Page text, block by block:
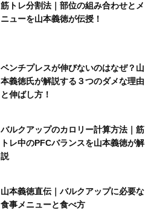
筋トレ分割法｜部位の組み合わせとメ
ニューを山本義徳が伝授！
ベンチプレスが伸びないのはなぜ？山
本義徳氏が解説する３つのダメな理由
と伸ばし方！
バルクアップのカロリー計算方法｜筋
トレ中のPFCバランスを山本義徳が解
説
山本義徳直伝｜バルクアップに必要な
食事メニューと食べ方